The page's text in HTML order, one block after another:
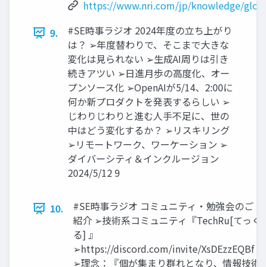
https://www.nri.com/jp/knowledge/
9.
#SE時事ラジオ 2024年度の立ち上がり
は？ ➢年度替わりで、そこまで大きな
変化は見られない ➢生成AI周りは引き
続きアツい ➢日進月歩の高度化、オー
プンソース化 ➢OpenAIが5/14、2:00に
何か新プロダクトを発表するらしい ➢
じわりじわりと進む人手不足に、世の
中はどう変化するか？ ➢リスキリング
➢リモートワーク、ワーケーション ➢
ダイバーシティ＆インクルージョン
2024/5/12 9
10.
#SE時事ラジオ コミュニティ・勉強会のご
紹介 ➢技術系コミュニティ『TechRu[てっく
る] 』
➢https://discord.com/invite/XsDEzzEQBf
➢理念：『個が集まり群れとなり、情報技術